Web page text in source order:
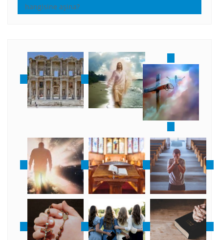
hangisine aşina?